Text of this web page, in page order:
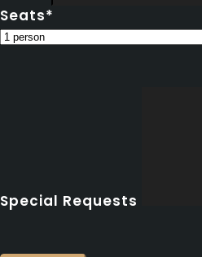
Seats*
Special Requests